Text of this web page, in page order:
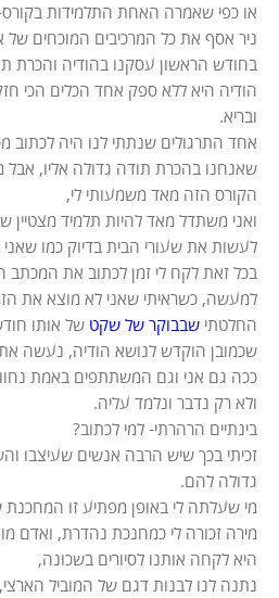
או כפי שאמרה האחת התלמידות
ניר אסף את כל המרכיבים המוכחים של
בחודש הראשון עסקנו בהודיה והכרת
הודיה היא ללא ספק אחד הכלים הכי
ובריא.
אחד התרגולים שנתתי לנו היה לכתוב
שאנחנו בהכרת תודה גדולה אליו, אבל
הקורס הזה מאד משמעותי לי,
ואני משתדל מאד להיות תלמיד מצטיין
לעשות את שעורי הבית בדיוק כמו
בכל זאת לקח לי זמן לכתוב את המכתב
למעשה, כשראיתי שאני לא מוצא את
החלטתי שבבוקר של שקט של אותו
שכמובן הוקדש לנושא הודיה, נעשה
ככה גם אני וגם המשתתפים באמת
ולא רק נדבר ונלמד עליה.
בינתיים הרהרתי- למי לכתוב?
זכיתי בכך שיש הרבה אנשים שעיצבו
גדולה להם.
מי שעלתה לי באופן מפתיע זו
מירה זכורה לי כמחנכת נהדרת, ואדם
היא לקחה אותנו לסיורים בשכונה,
נתנה לנו לבנות דגם של המוביל הארצי,